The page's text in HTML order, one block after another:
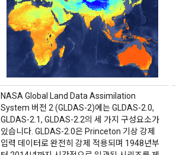
NASA Global Land Data Assimilation
System 버전 2 (GLDAS-2)에는 GLDAS-2.0,
GLDAS-2.1, GLDAS-2.2의 세 가지 구성요소가
있습니다. GLDAS-2.0은 Princeton 기상 강제
입력 데이터로 완전히 강제 적용되며 1948년부